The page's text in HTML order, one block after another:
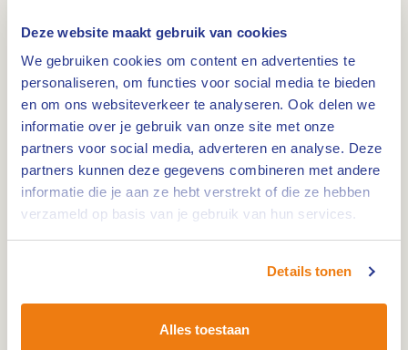
Deze website maakt gebruik van cookies
We gebruiken cookies om content en advertenties te
personaliseren, om functies voor social media te bieden
en om ons websiteverkeer te analyseren. Ook delen we
informatie over je gebruik van onze site met onze
partners voor social media, adverteren en analyse. Deze
partners kunnen deze gegevens combineren met andere
informatie die je aan ze hebt verstrekt of die ze hebben
verzameld op basis van je gebruik van hun services.
Details tonen
Alles toestaan
langs vennen en in Swartbroek vind je ook een
oorlogskerkhof.
Swartbroek ligt in een prachtige omgeving met
het natuurgebied de Krang als middelpunt.
Vroeger was het een moerasachtig gebied. Door
het verdrogen van sommige gedeelten zijn er
zandruggen ontstaan, waarop o.a. Swartbroek is
gebouwd. De Krang kent een mooie variatie van
Deze route is een mooie mix tussen landelijke